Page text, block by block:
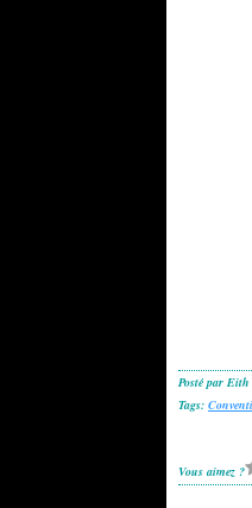
Posté par
Tags:
Vous aimez ?